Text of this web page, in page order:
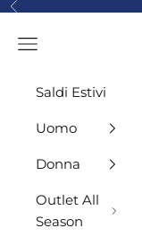
Vai al contenuto
Precedente
Menù
Saldi Estivi
Uomo
Donna
Outlet All
Season